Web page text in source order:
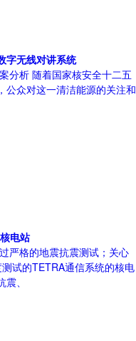
字无线对讲系统
分析 随着国家核安全十二五
公众对这一清洁能源的关注和
电站
严格的地震抗震测试；关心
试的TETRA通信系统的核电
、